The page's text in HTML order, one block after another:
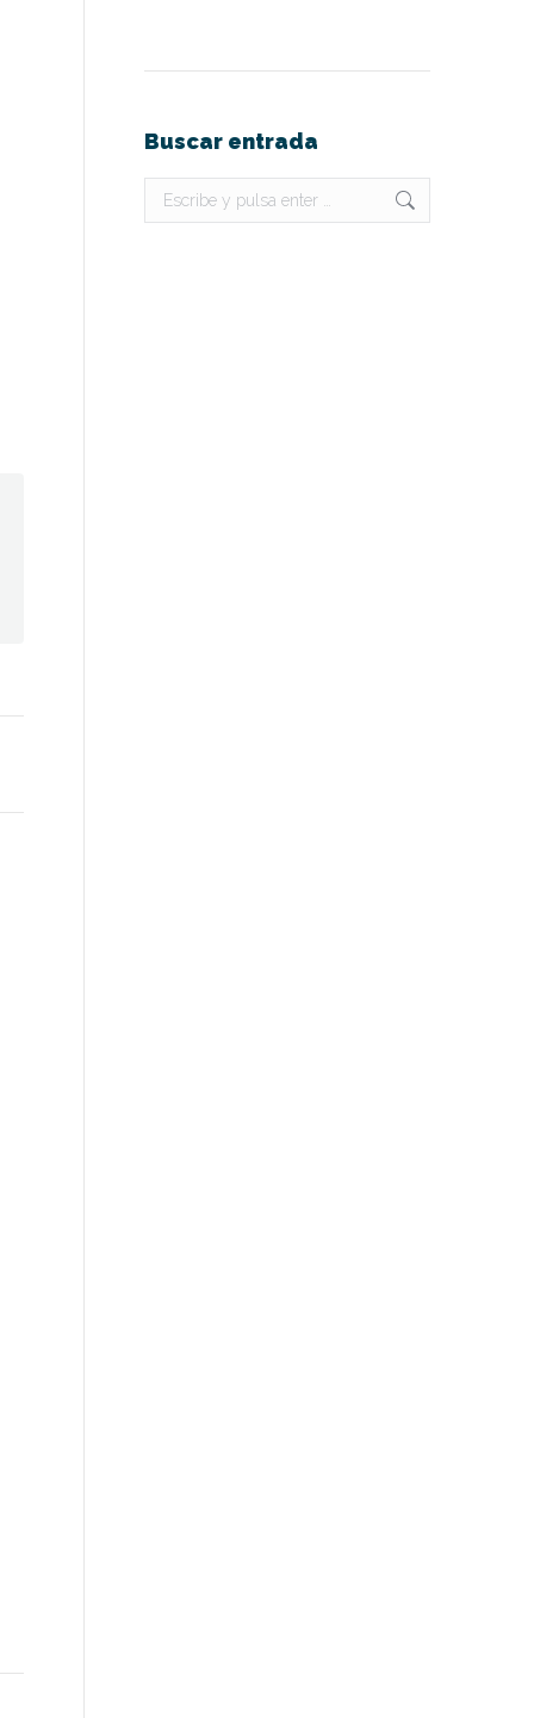
Buscar entrada
Buscar: